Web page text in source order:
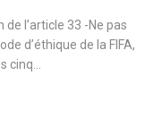
l’article 33 -Ne pas
d’éthique de la FIFA,
cinq